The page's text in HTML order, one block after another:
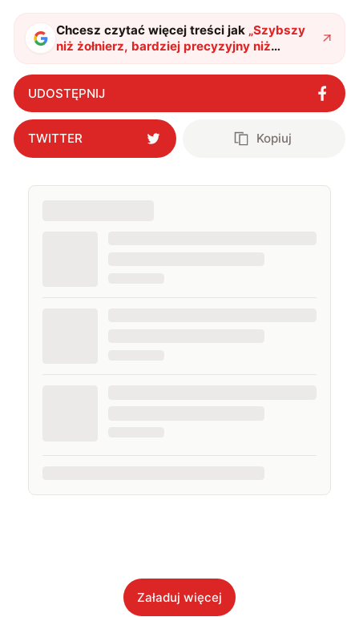
Chcesz czytać więcej treści jak „Szybszy
niż żołnierz, bardziej precyzyjny niż
snajper. Maszyna wojenna HAVOC to nowa
broń przyszłości"?
UDOSTĘPNIJ
TWITTER Kopiuj
Załaduj więcej